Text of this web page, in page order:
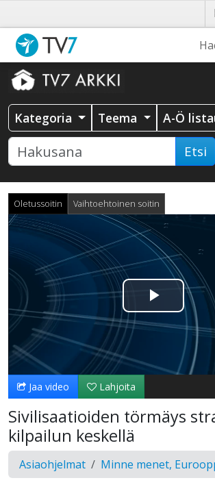
Kategoria Teema A-Ö
Etsi
Oletussoitin Vaihtoehtoinen soitin
Toista
Video
Jaa video Lahjoita
Sivilisaatioiden törmäys
kilpailun keskellä
Asiaohjelmat Minne menet,